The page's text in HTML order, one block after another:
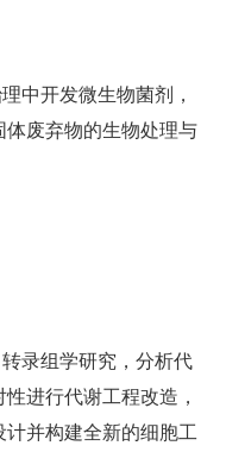
中开发微生物菌剂，
体废弃物的生物处理与
录组学研究，分析代
进行代谢工程改造，
并构建全新的细胞工